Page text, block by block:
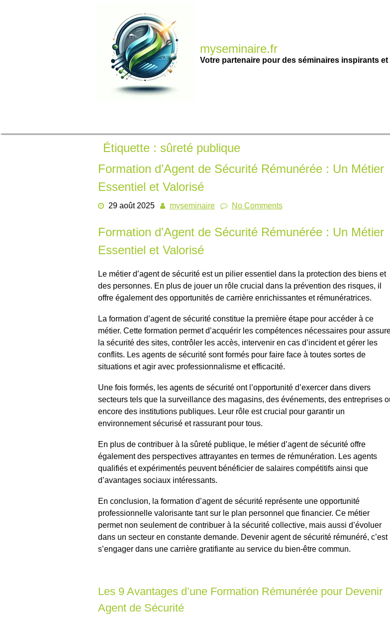
myseminaire.fr
Votre partenaire pour des séminaires inspirants
Étiquette : sûreté publique
Formation d’Agent de Sécurité Rémunérée : Un Métier
Essentiel et Valorisé
29 août 2025 myseminaire No Comments
Formation d’Agent de Sécurité Rémunérée : Un Métier
Essentiel et Valorisé
Le métier d’agent de sécurité est un pilier essentiel dans la protection des biens et
des personnes. En plus de jouer un rôle crucial dans la prévention des risques, il
offre également des opportunités de carrière enrichissantes et rémunératrices.
La formation d’agent de sécurité constitue la première étape pour accéder à ce
métier. Cette formation permet d’acquérir les compétences nécessaires pour
la sécurité des sites, contrôler les accès, intervenir en cas d’incident et gérer les
conflits. Les agents de sécurité sont formés pour faire face à toutes sortes de
situations et agir avec professionnalisme et efficacité.
Une fois formés, les agents de sécurité ont l’opportunité d’exercer dans divers
secteurs tels que la surveillance des magasins, des événements, des entreprises
encore des institutions publiques. Leur rôle est crucial pour garantir un
environnement sécurisé et rassurant pour tous.
En plus de contribuer à la sûreté publique, le métier d’agent de sécurité offre
également des perspectives attrayantes en termes de rémunération. Les agents
qualifiés et expérimentés peuvent bénéficier de salaires compétitifs ainsi que
d’avantages sociaux intéressants.
En conclusion, la formation d’agent de sécurité représente une opportunité
professionnelle valorisante tant sur le plan personnel que financier. Ce métier
permet non seulement de contribuer à la sécurité collective, mais aussi d’évoluer
dans un secteur en constante demande. Devenir agent de sécurité rémunéré, c’est
s’engager dans une carrière gratifiante au service du bien-être commun.
Les 9 Avantages d’une Formation Rémunérée pour Devenir
Agent de Sécurité